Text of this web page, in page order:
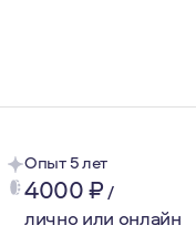
Опыт 5 лет
4000₽/
лично или онлайн